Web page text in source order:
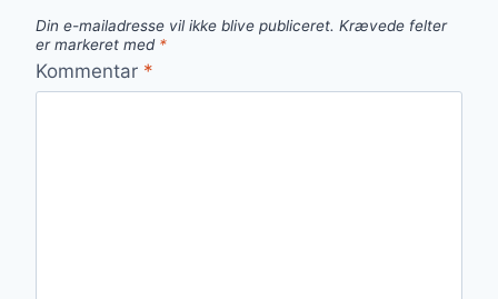
Din e-mailadresse vil ikke blive publiceret. Krævede felter
er markeret med *
Kommentar *